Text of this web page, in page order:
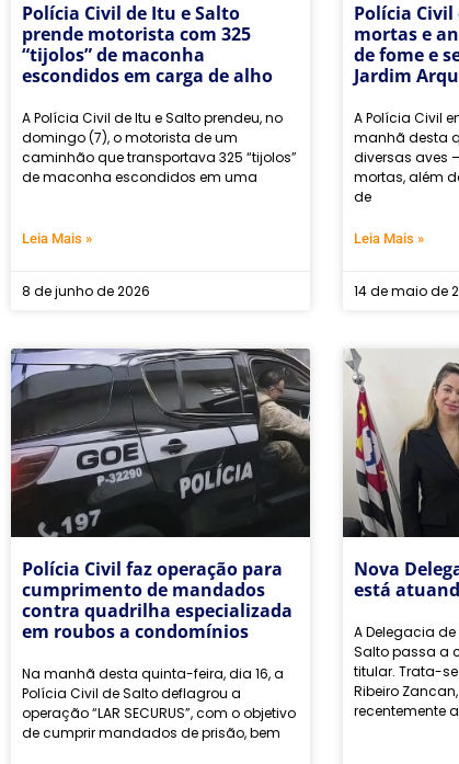
Polícia Civil de Itu e Salto
prende motorista com 325
“tijolos” de maconha
escondidos em carga de alho
A Polícia Civil de Itu e Salto prendeu, no
domingo (7), o motorista de um
caminhão que transportava 325 “tijolos”
de maconha escondidos em uma
Leia Mais »
8 de junho de 2026
Polícia
mortas e
de fome e
Jardim
A Polícia Civil
manhã desta
diversas aves
mortas, além
de
Leia Mais »
14 de maio de
Polícia Civil faz operação para
cumprimento de mandados
contra quadrilha especializada
em roubos a condomínios
Na manhã desta quinta-feira, dia 16, a
Polícia Civil de Salto deflagrou a
operação “LAR SECURUS”, com o objetivo
de cumprir mandados de prisão, bem
Nova
está
A Delegacia
Salto passa a
titular. Trata-
Ribeiro
recentemente a